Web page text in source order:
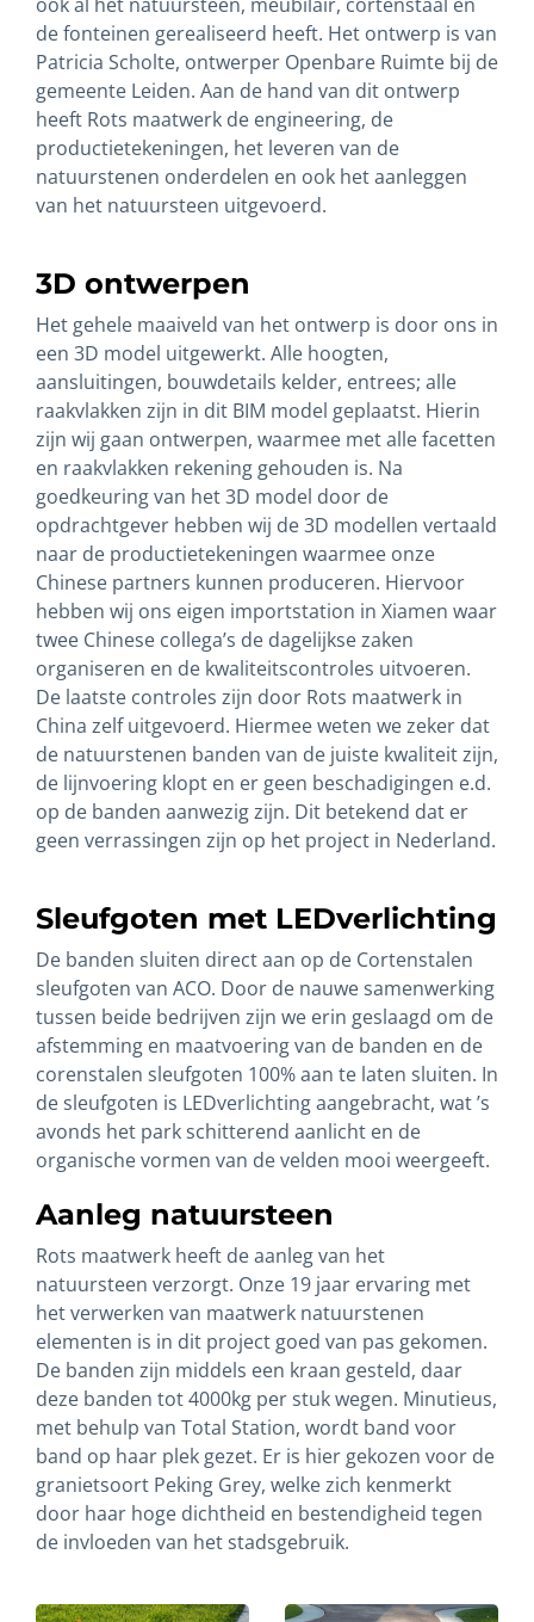
de fonteinen gerealiseerd heeft. Het ontwerp is van
Patricia Scholte, ontwerper Openbare Ruimte bij de
gemeente Leiden. Aan de hand van dit ontwerp
heeft Rots maatwerk de engineering, de
productietekeningen, het leveren van de
natuurstenen onderdelen en ook het aanleggen
van het natuursteen uitgevoerd.
3D ontwerpen
Het gehele maaiveld van het ontwerp is door ons in
een 3D model uitgewerkt. Alle hoogten,
aansluitingen, bouwdetails kelder, entrees; alle
raakvlakken zijn in dit BIM model geplaatst. Hierin
zijn wij gaan ontwerpen, waarmee met alle facetten
en raakvlakken rekening gehouden is. Na
goedkeuring van het 3D model door de
opdrachtgever hebben wij de 3D modellen vertaald
naar de productietekeningen waarmee onze
Chinese partners kunnen produceren. Hiervoor
hebben wij ons eigen importstation in Xiamen waar
twee Chinese collega’s de dagelijkse zaken
organiseren en de kwaliteitscontroles uitvoeren.
De laatste controles zijn door Rots maatwerk in
China zelf uitgevoerd. Hiermee weten we zeker dat
de natuurstenen banden van de juiste kwaliteit zijn,
de lijnvoering klopt en er geen beschadigingen e.d.
op de banden aanwezig zijn. Dit betekend dat er
geen verrassingen zijn op het project in Nederland.
Sleufgoten met LEDverlichting
De banden sluiten direct aan op de Cortenstalen
sleufgoten van ACO. Door de nauwe samenwerking
tussen beide bedrijven zijn we erin geslaagd om de
afstemming en maatvoering van de banden en de
corenstalen sleufgoten 100% aan te laten sluiten. In
de sleufgoten is LEDverlichting aangebracht, wat ’s
avonds het park schitterend aanlicht en de
organische vormen van de velden mooi weergeeft.
Aanleg natuursteen
Rots maatwerk heeft de aanleg van het
natuursteen verzorgt. Onze 19 jaar ervaring met
het verwerken van maatwerk natuurstenen
elementen is in dit project goed van pas gekomen.
De banden zijn middels een kraan gesteld, daar
deze banden tot 4000kg per stuk wegen. Minutieus,
met behulp van Total Station, wordt band voor
band op haar plek gezet. Er is hier gekozen voor de
granietsoort Peking Grey, welke zich kenmerkt
door haar hoge dichtheid en bestendigheid tegen
de invloeden van het stadsgebruik.